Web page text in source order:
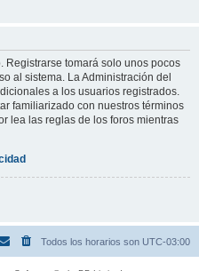
Registrarse tomará solo unos pocos
al sistema. La Administración del
a los usuarios registrados.
familiarizado con nuestros términos
lea las reglas de los foros mientras
Todos los horarios son UTC-03:00